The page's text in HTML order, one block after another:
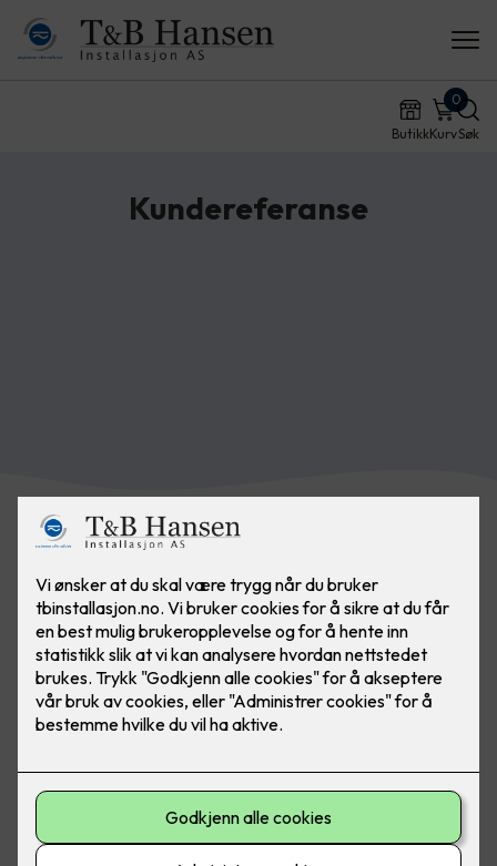
ButikkKurv
0
Søk
Kundereferanse
Det blir full score til T & B Hansen Installasjon AS
for veldig bra levert solcelleanlegg til Circle-K
Lørenfallet.
Alt har gått etter planen. Tilbudet vi mottok var
konkurransedyktig. Søknadsprosesser til strømleverandør,
kommune osv som også ble håndtert av T & B Hansen
Installasjon AS gikk raskt.
Levering og montering av paneler gikk imponerende etter
omfattende jobb hvor strømmen ble frakoblet i 2-3 dager og
bensinstasjonen måtte stenges i 2 dager. Dette gikk også
helt etter planen både tidsmessig og kostnadsmessig.